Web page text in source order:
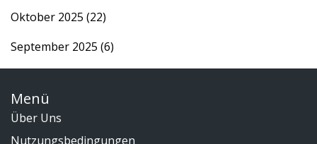
Oktober 2025 (22)
September 2025 (6)
Menü
Über Uns
Nutzungsbedingungen